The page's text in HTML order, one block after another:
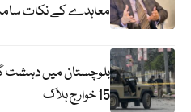
معاہدے کے نکات
بلوچستان میں دہشت
15 خوارج ہلاک